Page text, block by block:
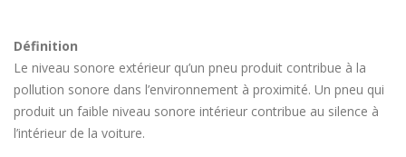
Définition
Le niveau sonore extérieur qu’un pneu produit contribue à la
pollution sonore dans l’environnement à proximité. Un pneu qui
produit un faible niveau sonore intérieur contribue au silence à
l’intérieur de la voiture.